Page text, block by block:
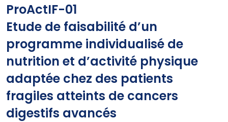
ProActIF-01
Etude de faisabilité d’un
programme individualisé de
nutrition et d’activité physique
adaptée chez des patients
fragiles atteints de cancers
digestifs avancés